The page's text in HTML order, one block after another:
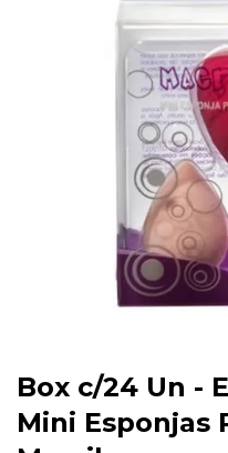
Box c/24 Un -
Mini Esponjas